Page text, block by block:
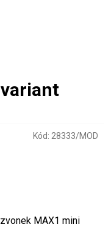
zvonek MAX1 mini
Kód: 28333/MOD